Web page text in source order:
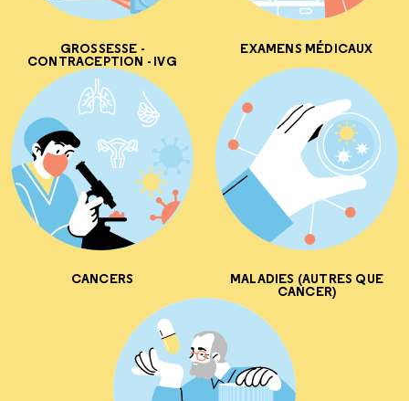
GROSSESSE -
CONTRACEPTION - IVG
EXAMENS MÉDICAUX
CANCERS MALADIES (AUTRES QUE
CANCER)